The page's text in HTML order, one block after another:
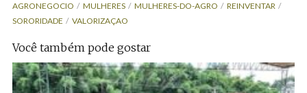
AGRONEGOCIO
MULHERES MULHERES-DO-AGRO
REINVENTAR
SORORIDADE
VALORIZAÇAO
Você também pode gostar